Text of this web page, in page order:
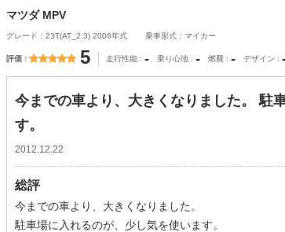
マツダ MPV
グレード：23T(AT_2.3) 2006年式 乗車形式：マイカー
評価 5 走行性能 - 乗り心地 - 燃費 - デザイン
今までの車より、大きくなりました。 駐
す。
2012.12.22
総評
今までの車より、大きくなりました。
駐車場に入れるのが、少し気を使います。